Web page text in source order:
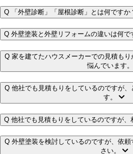
Q 「外壁診断」「屋根診断」とは何ですか
Q 外壁塗装と外壁リフォームの違いは何で
Q 家を建てたハウスメーカーでの見積も
悩んでいます。
Q 他社でも見積もりをしているのですが
す。
Q 他社でも見積もりをしているのですが、
Q 外壁塗装を検討しているのですが、依
さい。